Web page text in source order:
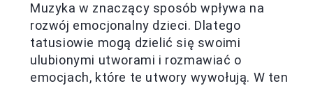
Muzyka w znaczący sposób wpływa na
rozwój emocjonalny dzieci. Dlatego
tatusiowie mogą dzielić się swoimi
ulubionymi utworami i rozmawiać o
emocjach, które te utwory wywołują. W ten